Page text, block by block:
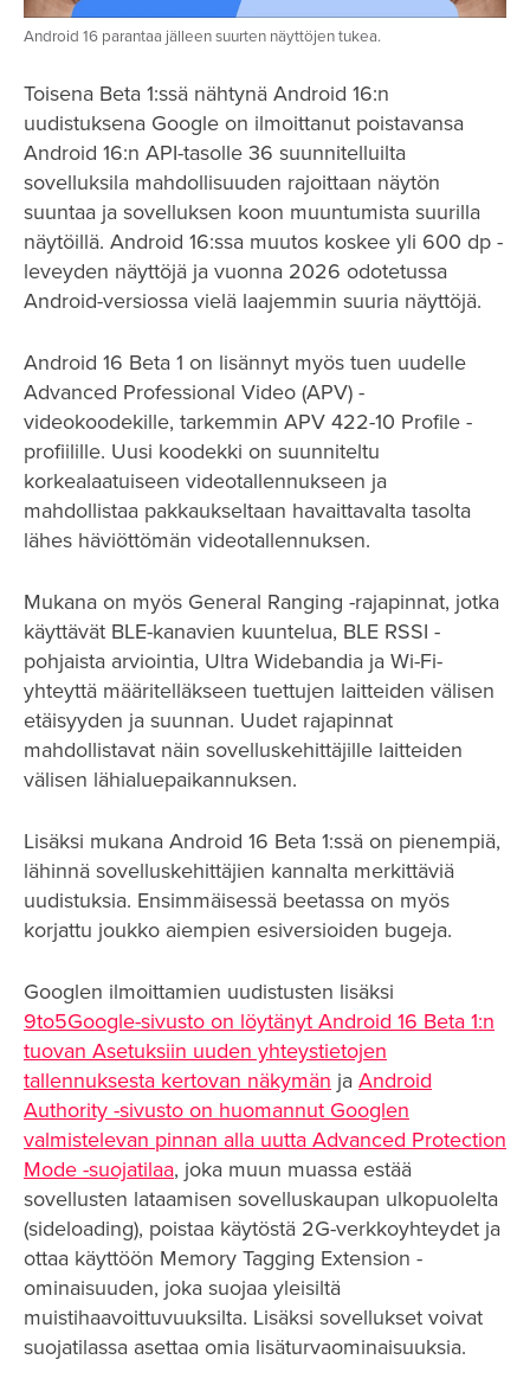
Android 16 parantaa jälleen suurten näyttöjen tukea.
Toisena Beta 1:ssä nähtynä Android 16:n
uudistuksena Google on ilmoittanut poistavansa
Android 16:n API-tasolle 36 suunnitelluilta
sovelluksila mahdollisuuden rajoittaan näytön
suuntaa ja sovelluksen koon muuntumista suurilla
näytöillä. Android 16:ssa muutos koskee yli 600 dp -
leveyden näyttöjä ja vuonna 2026 odotetussa
Android-versiossa vielä laajemmin suuria näyttöjä.
Android 16 Beta 1 on lisännyt myös tuen uudelle
Advanced Professional Video (APV) -
videokoodekille, tarkemmin APV 422-10 Profile -
profiilille. Uusi koodekki on suunniteltu
korkealaatuiseen videotallennukseen ja
mahdollistaa pakkaukseltaan havaittavalta tasolta
lähes häviöttömän videotallennuksen.
Mukana on myös General Ranging -rajapinnat, jotka
käyttävät BLE-kanavien kuuntelua, BLE RSSI -
pohjaista arviointia, Ultra Widebandia ja Wi-Fi-
yhteyttä määritelläkseen tuettujen laitteiden välisen
etäisyyden ja suunnan. Uudet rajapinnat
mahdollistavat näin sovelluskehittäjille laitteiden
välisen lähialuepaikannuksen.
Lisäksi mukana Android 16 Beta 1:ssä on pienempiä,
lähinnä sovelluskehittäjien kannalta merkittäviä
uudistuksia. Ensimmäisessä beetassa on myös
korjattu joukko aiempien esiversioiden bugeja.
Googlen ilmoittamien uudistusten lisäksi
9to5Google-sivusto on löytänyt Android 16 Beta 1:n
tuovan Asetuksiin uuden yhteystietojen
tallennuksesta kertovan näkymän ja Android
Authority -sivusto on huomannut Googlen
valmistelevan pinnan alla uutta Advanced Protection
Mode -suojatilaa, joka muun muassa estää
sovellusten lataamisen sovelluskaupan ulkopuolelta
(sideloading), poistaa käytöstä 2G-verkkoyhteydet ja
ottaa käyttöön Memory Tagging Extension -
ominaisuuden, joka suojaa yleisiltä
muistihaavoittuvuuksilta. Lisäksi sovellukset voivat
suojatilassa asettaa omia lisäturvaominaisuuksia.